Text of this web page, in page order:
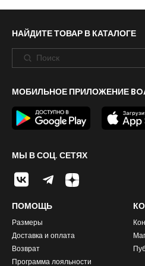
НАЙДИТЕ ТОВАР В КАТАЛОГЕ
МОБИЛЬНОЕ ПРИЛОЖЕНИЕ
МЫ В СОЦ. СЕТЯХ
ПОМОЩЬ
Размеры
Доставка и оплата
Возврат
Программа лояльности